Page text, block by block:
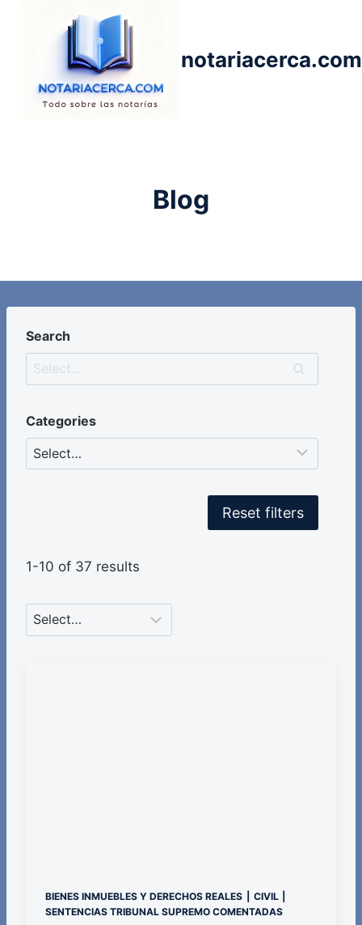
notariacerca.com
Blog
Search
Categories
Reset filters
1-10 of 37 results
BIENES INMUEBLES Y DERECHOS REALES CIVIL
SENTENCIAS TRIBUNAL SUPREMO COMENTADAS